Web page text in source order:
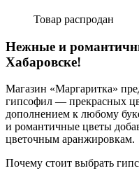
Товар распродан
Нежные и
Хабаровске!
Магазин «Маргаритка»
гипсофил — прекрасных
дополнением к любому
и романтичные цветы
цветочным аранжировкам.
Почему стоит выбрать